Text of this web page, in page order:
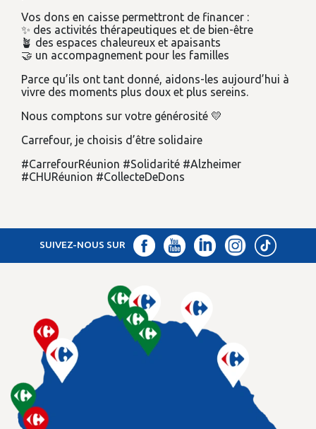
Vos dons en caisse permettront de financer :
✨ des activités thérapeutiques et de bien-être
🪴 des espaces chaleureux et apaisants
🤝 un accompagnement pour les familles
Parce qu’ils ont tant donné, aidons-les aujourd’hui à
vivre des moments plus doux et plus sereins.
Nous comptons sur votre générosité 💛
Carrefour, je choisis d’être solidaire
#CarrefourRéunion #Solidarité #Alzheimer
#CHURéunion #CollecteDeDons
SUIVEZ-NOUS SUR